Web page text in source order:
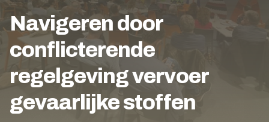
Navigeren door
conflicterende
regelgeving vervoer
gevaarlijke stoffen
Special Cargo Services
Isologic
Opleidingen
Consultancy